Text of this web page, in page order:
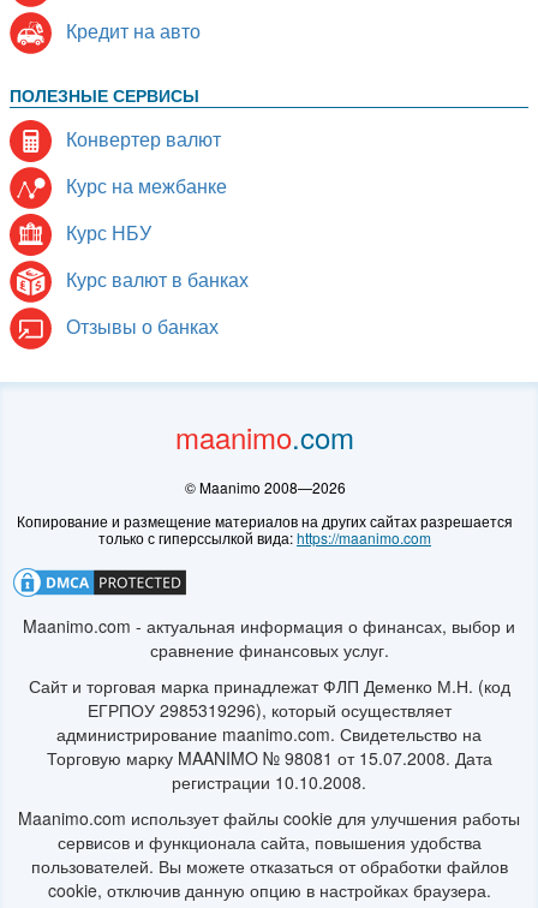
Кредит на авто
ПОЛЕЗНЫЕ СЕРВИСЫ
Конвертер валют
Курс на межбанке
Курс НБУ
Курс валют в банках
Отзывы о банках
© Maanimo 2008—2026
https://maanimo.com
Maanimo.com - актуальная информация о финансах, выбор и
сравнение финансовых услуг.
Сайт и торговая марка принадлежат ФЛП Деменко М.Н. (код
ЕГРПОУ 2985319296), который осуществляет
администрирование maanimo.com. Свидетельство на
Торговую марку MAANIMO № 98081 от 15.07.2008. Дата
регистрации 10.10.2008.
Maanimo.com использует файлы cookie для улучшения работы
сервисов и функционала сайта, повышения удобства
пользователей. Вы можете отказаться от обработки файлов
cookie, отключив данную опцию в настройках браузера.